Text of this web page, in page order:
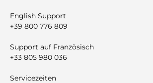
English Support
+39 800 776 809
Support auf Französisch
+33 805 980 036
Servicezeiten